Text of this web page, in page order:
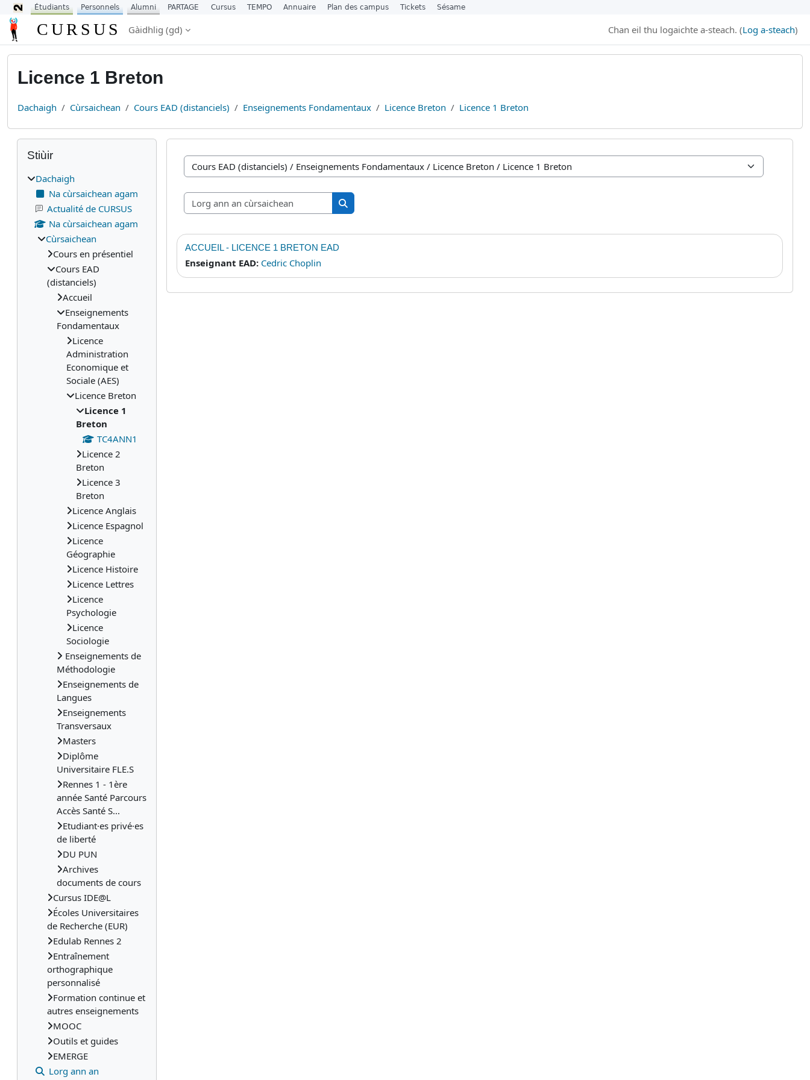
Leum air adhart chun phrìomh shusbaint
CURSUS Gàidhlig ‎(gd)‎ Chan eil thu logaichte a-steach. (Log a-steach)
Licence 1 Breton
Dachaigh Cùrsaichean Cours EAD (distanciels) Enseignements Fondamentaux Licence Breton Licence 1 Breton
Caiteagoiridhean cùrsa
Lorg ann an cùrsaichean
Lorg ann an cùrsaichean
ACCUEIL - LICENCE 1 BRETON EAD
Enseignant EAD: Cedric Choplin
Blocaichean
Leum seachad air Stiùir
Stiùir
Dachaigh
Na cùrsaichean agam
Actualité de CURSUS
Na cùrsaichean agam
Cùrsaichean
Cours en présentiel
Cours EAD
(distanciels)
Accueil
Enseignements
Fondamentaux
Licence
Administration
Economique et
Sociale (AES)
Licence Breton
Licence 1
Breton
TC4ANN1
Licence 2
Breton
Licence 3
Breton
Licence Anglais
Licence Espagnol
Licence
Géographie
Licence Histoire
Licence Lettres
Licence
Psychologie
Licence
Sociologie
Enseignements de
Méthodologie
Enseignements de
Langues
Enseignements
Transversaux
Masters
Diplôme
Universitaire FLE.S
Rennes 1 - 1ère
année Santé Parcours
Accès Santé S...
Etudiant·es privé·es
de liberté
DU PUN
Archives
documents de cours
Cursus IDE@L
Écoles Universitaires
de Recherche (EUR)
Edulab Rennes 2
Entraînement
orthographique
personnalisé
Formation continue et
autres enseignements
MOOC
Outils et guides
EMERGE
Lorg ann an
Étudiants Personnels Alumni PARTAGE Cursus TEMPO Annuaire Plan des campus Tickets Sésame